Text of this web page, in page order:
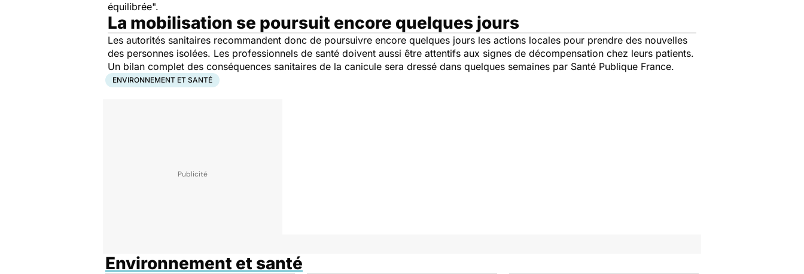
équilibrée".
La mobilisation se poursuit encore quelques jours
Les autorités sanitaires recommandent donc de poursuivre encore quelques jours les actions locales pour prendre des nouvelles
des personnes isolées. Les professionnels de santé doivent aussi être attentifs aux signes de décompensation chez leurs patients.
Un bilan complet des conséquences sanitaires de la canicule sera dressé dans quelques semaines par Santé Publique France.
ENVIRONNEMENT ET SANTÉ
Environnement et santé